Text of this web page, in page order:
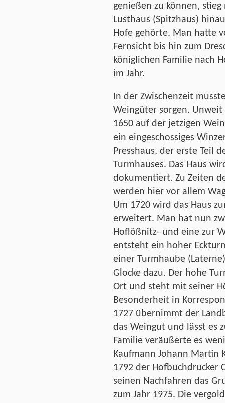
genießen zu können,
Lusthaus (Spitzhaus)
Hofe gehörte. Man hatte
Fernsicht bis hin zum
königlichen Familie nach
im Jahr.
In der Zwischenzeit
Weingüter sorgen.
1650 auf der jetzigen
ein eingeschossiges
Presshaus, der erste Teil
Turmhauses. Das Haus
dokumentiert. Zu Zeiten
werden hier vor allem
Um 1720 wird das Haus
erweitert. Man hat nun
Hoflößnitz- und eine zur
entsteht ein hoher
einer Turmhaube
Glocke dazu. Der hohe
Ort und steht mit seiner
Besonderheit in
1727 übernimmt der
das Weingut und lässt es
Familie veräußerte es
Kaufmann Johann Martin
1792 der Hofbuchdrucker
seinen Nachfahren das
zum Jahr 1975. Die